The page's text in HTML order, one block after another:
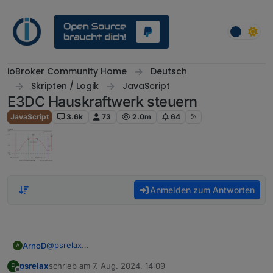
ioBroker Community Home
Deutsch
Skripten / Logik
JavaScript
E3DC Hauskraftwerk steuern
JavaScript 3.6k 73 2.0m 64
Anmelden zum Antworten
A ArnoD@psrelax
E3DC hat bei seiner Schnittstelle eine Sicherheit
P psrelaxschrieb am 7. Aug. 2024, 14:09